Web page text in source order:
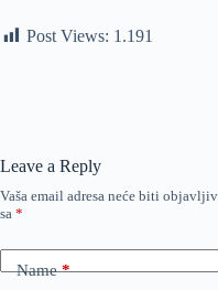
Post Views: 1.191
Leave a Reply
Vaša email adresa neće biti
sa *
Name*